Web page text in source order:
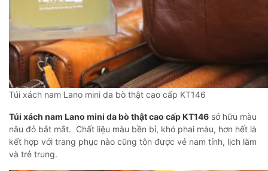
Túi xách nam Lano mini da bò thật cao cấp KT146
Túi xách nam Lano mini da bò thật cao cấp KT146 sở hữu màu
nâu đỏ bắt mắt. Chất liệu màu bền bỉ, khó phai màu, hơn hết là
kết hợp với trang phục nào cũng tôn được vẻ nam tính, lịch lãm
và trẻ trung.